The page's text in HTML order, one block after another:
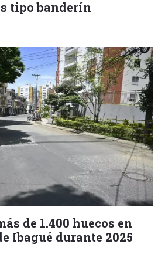
tipo banderín
de 1.400 huecos en
Ibagué durante 2025